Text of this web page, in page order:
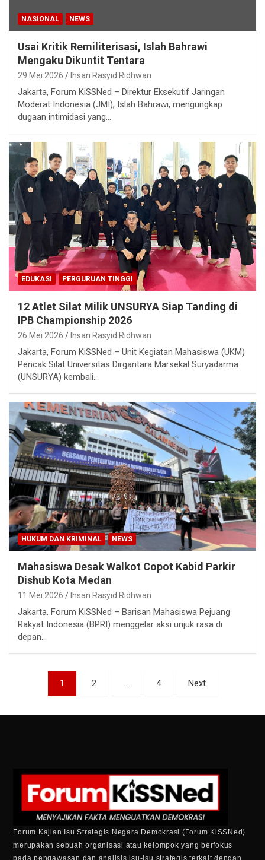
NASIONAL NEWS
Usai Kritik Remiliterisasi, Islah Bahrawi
Mengaku Dikuntit Tentara
29 Mei 2026 Ihsan Rasyid Ridhwan
Jakarta, Forum KiSSNed – Direktur Eksekutif Jaringan
Moderat Indonesia (JMI), Islah Bahrawi, mengungkap
dugaan intimidasi yang…
EDUKASI PERGURUAN TINGGI
12 Atlet Silat Milik UNSURYA Siap Tanding di
IPB Championship 2026
26 Mei 2026 Ihsan Rasyid Ridhwan
Jakarta, Forum KiSSNed – Unit Kegiatan Mahasiswa (UKM)
Pencak Silat Universitas Dirgantara Marsekal Suryadarma
(UNSURYA) kembali…
HUKUM DAN KRIMINAL NEWS
Mahasiswa Desak Walkot Copot Kabid Parkir
Dishub Kota Medan
11 Mei 2026 Ihsan Rasyid Ridhwan
Jakarta, Forum KiSSNed – Barisan Mahasiswa Pejuang
Rakyat Indonesia (BPRI) menggelar aksi unjuk rasa di
depan…
1 2 … 4 Next
Forum Kajian Isu Strategis Negara Demokrasi (Forum KiSSNed)
merupakan sebuah organisasi atau kelompok yang berfokus
pada pengawasan dan analisis isu-isu strategis terkait dengan